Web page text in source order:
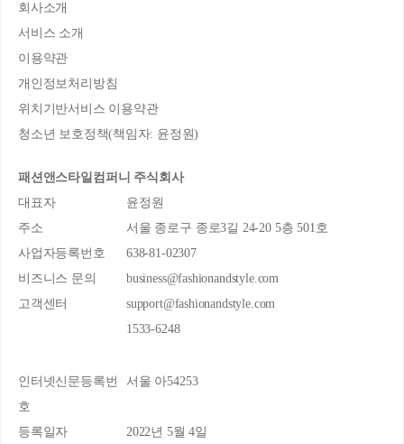
회사소개
서비스 소개
이용약관
개인정보처리방침
위치기반서비스 이용약관
청소년 보호정책(책임자: 윤정원)
패션앤스타일컴퍼니 주식회사
대표자
윤정원
주소
서울 종로구 종로3길 24-20 5층 501호
사업자등록번호
638-81-02307
비즈니스 문의
business@fashionandstyle.com
고객센터
support@fashionandstyle.com
1533-6248
인터넷신문등록번
호
서울 아54253
등록일자 2022년 5월 4일